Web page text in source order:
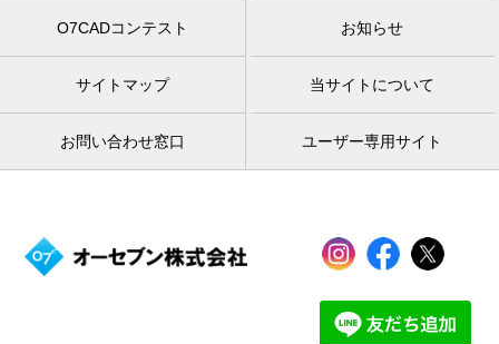
O7CADコンテスト お知らせ
サイトマップ 当サイトについて
お問い合わせ窓口 ユーザー専用サイト